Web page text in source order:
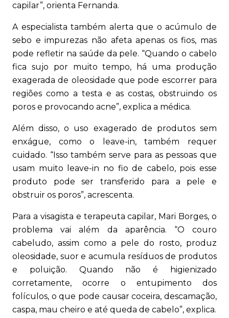
capilar”, orienta Fernanda.
A especialista também alerta que o acúmulo de
sebo e impurezas não afeta apenas os fios, mas
pode refletir na saúde da pele. “Quando o cabelo
fica sujo por muito tempo, há uma produção
exagerada de oleosidade que pode escorrer para
regiões como a testa e as costas, obstruindo os
poros e provocando acne”, explica a médica.
Além disso, o uso exagerado de produtos sem
enxágue, como o leave-in, também requer
cuidado. “Isso também serve para as pessoas que
usam muito leave-in no fio de cabelo, pois esse
produto pode ser transferido para a pele e
obstruir os poros”, acrescenta.
Para a visagista e terapeuta capilar, Mari Borges, o
problema vai além da aparência. “O couro
cabeludo, assim como a pele do rosto, produz
oleosidade, suor e acumula resíduos de produtos
e poluição. Quando não é higienizado
corretamente, ocorre o entupimento dos
folículos, o que pode causar coceira, descamação,
caspa, mau cheiro e até queda de cabelo”, explica.